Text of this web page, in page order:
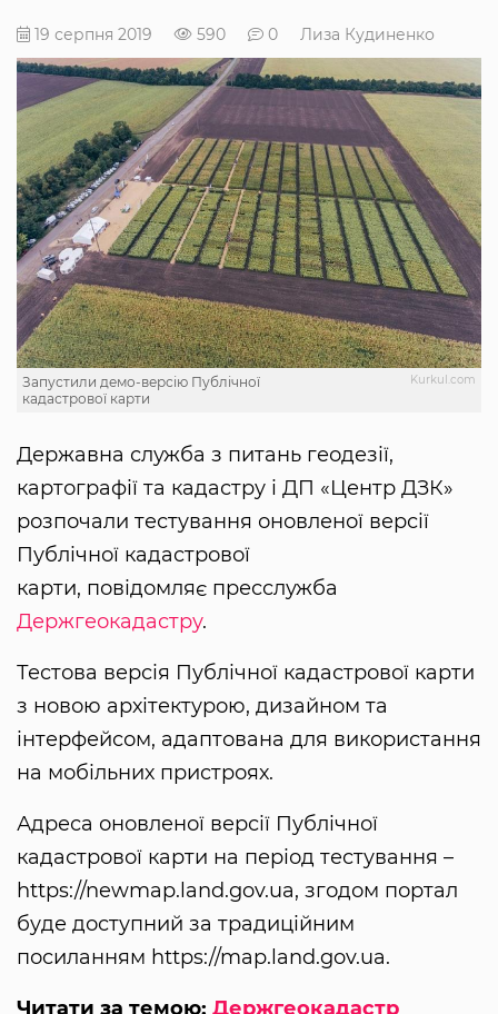
19 серпня 2019 590 0 Лиза Кудиненко
Kurkul.com
Запустили демо-версію Публічної
кадастрової карти
Державна служба з питань геодезії,
картографії та кадастру і ДП «Центр ДЗК»
розпочали тестування оновленої версії
Публічної кадастрової
карти, повідомляє пресслужба
Держгеокадастру.
Тестова версія Публічної кадастрової карти
з новою архітектурою, дизайном та
інтерфейсом, адаптована для використання
на мобільних пристроях.
Адреса оновленої версії Публічної
кадастрової карти на період тестування –
https://newmap.land.gov.ua, згодом портал
буде доступний за традиційним
посиланням https://map.land.gov.ua.
Читати за темою: Держгеокадастр